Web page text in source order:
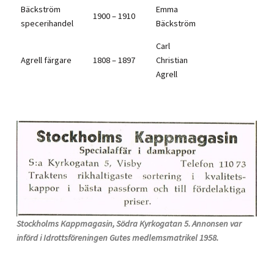
Bäckström
specerihandel
1900 – 1910
Emma
Bäckström
Agrell färgare 1808 – 1897
Carl
Christian
Agrell
Stockholms Kappmagasin, Södra Kyrkogatan 5. Annonsen var
införd i Idrottsföreningen Gutes medlemsmatrikel 1958.